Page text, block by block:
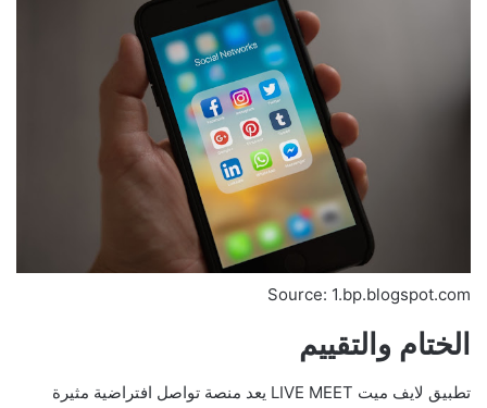
Source: 1.bp.blogspot.com
الختام والتقييم
تطبيق لايف ميت LIVE MEET يعد منصة تواصل افتراضية مثيرة